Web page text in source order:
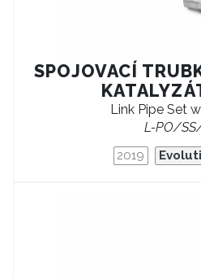
SPOJOVACÍ
Link Pipe Set
L-PO/
2019